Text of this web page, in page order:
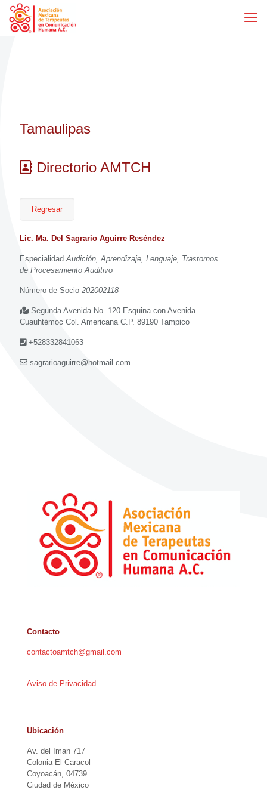
Tamaulipas
Directorio AMTCH
Regresar
Lic. Ma. Del Sagrario Aguirre Reséndez
EspecialidadAudición, Aprendizaje, Lenguaje, Trastornos
de Procesamiento Auditivo
Número de Socio 202002118
Segunda Avenida No. 120 Esquina con Avenida
Cuauhtémoc Col. Americana C.P. 89190 Tampico
+528332841063
sagrarioaguirre@hotmail.com
Contacto
contactoamtch@gmail.com
Aviso de Privacidad
Ubicación
Av. del Iman 717
Colonia El Caracol
Coyoacán, 04739
Ciudad de México